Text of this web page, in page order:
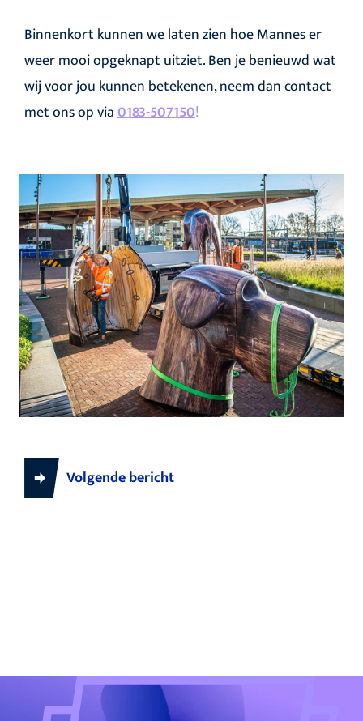
Binnenkort kunnen we laten zien hoe Mannes er
weer mooi opgeknapt uitziet. Ben je benieuwd wat
wij voor jou kunnen betekenen, neem dan contact
met ons op via0183-507150!
Volgende bericht